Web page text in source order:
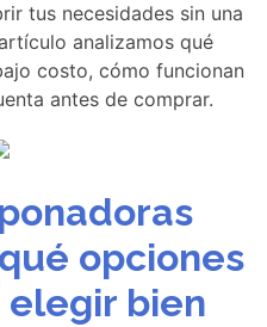
tus necesidades sin una
analizamos qué
costo, cómo funcionan
antes de comprar.
opciones
elegir bien